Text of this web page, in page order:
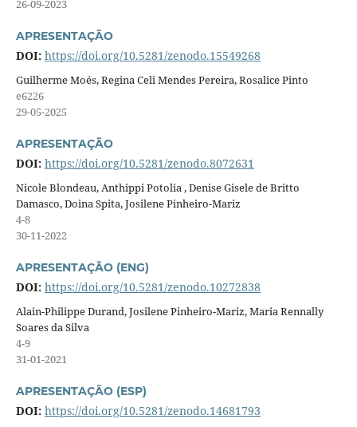
26-09-2023
APRESENTAÇÃO
DOI: https://doi.org/10.5281/zenodo.15549268
Guilherme Moés, Regina Celi Mendes Pereira, Rosalice Pinto
e6226
29-05-2025
APRESENTAÇÃO
DOI: https://doi.org/10.5281/zenodo.8072631
Nicole Blondeau, Anthippi Potolia , Denise Gisele de Britto
Damasco, Doina Spita, Josilene Pinheiro-Mariz
4-8
30-11-2022
APRESENTAÇÃO (ENG)
DOI: https://doi.org/10.5281/zenodo.10272838
Alain-Philippe Durand, Josilene Pinheiro-Mariz, Maria Rennally
Soares da Silva
4-9
31-01-2021
APRESENTAÇÃO (ESP)
DOI: https://doi.org/10.5281/zenodo.14681793